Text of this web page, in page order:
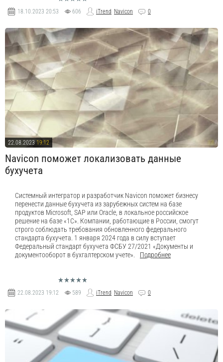
18.10.2023 20:53 606 iTrend Navicon 0
22.08.2023 19:12
Navicon поможет локализовать данные
бухучета
Системный интегратор и разработчик Navicon поможет бизнесу
перенести данные бухучета из зарубежных систем на базе
продуктов Microsoft, SAP или Oracle, в локальное российское
решение на базе «1С». Компании, работающие в России, смогут
строго соблюдать требования обновленного федерального
стандарта бухучета. 1 января 2024 года в силу вступает
Федеральный стандарт бухучета ФСБУ 27/2021 «Документы и
документооборот в бухгалтерском учете».
Подробнее
22.08.2023 19:12 589 iTrend Navicon 0